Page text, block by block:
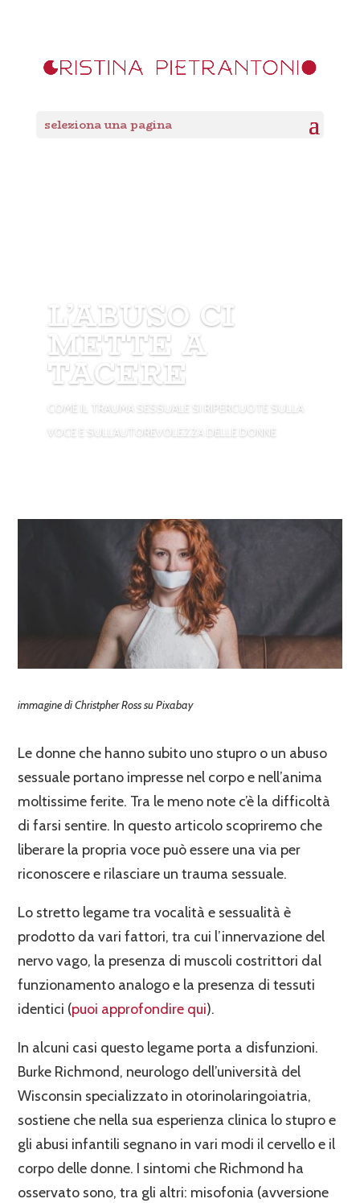
seleziona una pagina
L’ABUSO CI
METTE A
TACERE
COME IL TRAUMA SESSUALE SI RIPERCUOTE SULLA
VOCE E SULL'AUTOREVOLEZZA DELLE DONNE
immagine di Christpher Ross su Pixabay
Le donne che hanno subito uno stupro o un abuso
sessuale portano impresse nel corpo e nell’anima
moltissime ferite. Tra le meno note c’è la difficoltà
di farsi sentire. In questo articolo scopriremo che
liberare la propria voce può essere una via per
riconoscere e rilasciare un trauma sessuale.
Lo stretto legame tra vocalità e sessualità è
prodotto da vari fattori, tra cui l’innervazione del
nervo vago, la presenza di muscoli costrittori dal
funzionamento analogo e la presenza di tessuti
identici (puoi approfondire qui).
In alcuni casi questo legame porta a disfunzioni.
Burke Richmond, neurologo dell’università del
Wisconsin specializzato in otorinolaringoiatria,
sostiene che nella sua esperienza clinica lo stupro e
gli abusi infantili segnano in vari modi il cervello e il
corpo delle donne. I sintomi che Richmond ha
osservato sono, tra gli altri: misofonia (avversione